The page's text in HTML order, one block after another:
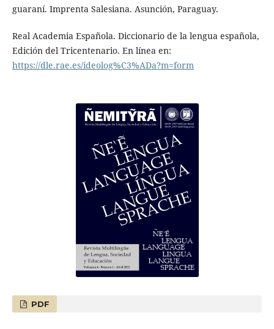
guaraní. Imprenta Salesiana. Asunción, Paraguay.
Real Academia Española. Diccionario de la lengua española,
Edición del Tricentenario. En línea en:
https://dle.rae.es/ideolog%C3%ADa?m=form
PDF